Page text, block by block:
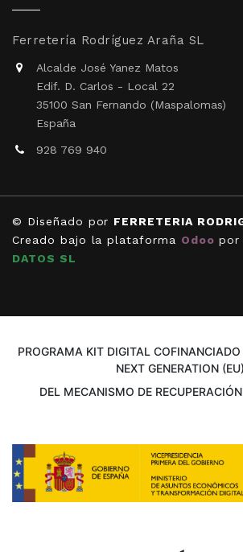
Ferretería Rodríguez Araña SL
Alcalde José Yanez Matos
Edif. D. Carlos - Local 22
35100 San Fernando (Maspalomas)
España
928 769 940
© Diseñado por FERRETERIA
Creado bajo la plataforma Odoo por
DATOS SL
PROGRAMA KIT DIGITAL
NEXT GENERATION (EU)
DEL MECANISMO DE